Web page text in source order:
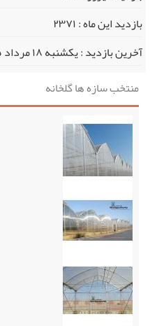
بازدید این ماه :۲۳۷۱
آخرین بازدید :يكشنبه ۱۸ مرداد ۱۴۰۵ (۰۷:۴۷) ق.ظ
منتخب سازه ها گلخانه